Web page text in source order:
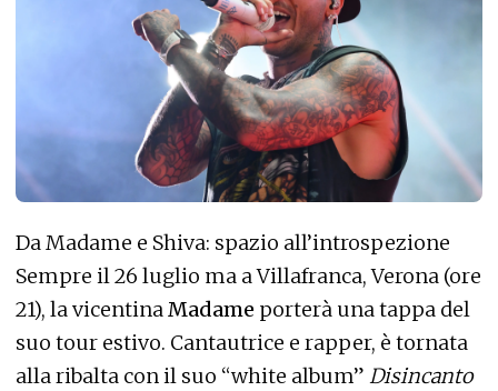
Da Madame e Shiva: spazio all’introspezione
Sempre il 26 luglio ma a Villafranca, Verona (ore
21), la vicentinaMadame porterà una tappa del
suo tour estivo. Cantautrice e rapper, è tornata
alla ribalta con il suo “white album” Disincanto